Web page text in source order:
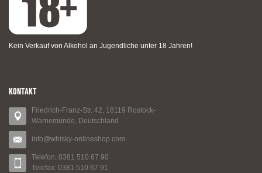
Kein Verkauf von Alkohol an Jugendliche unter 18 Jahren!
KONTAKT
Friedrich-Franz-Str. 42, 18119 Rostock-
Warnemünde, Deutschland
info@whisky-onlineshop.com
Telefon: 0381 510 67 90
Telefax: 0381 510 67 91